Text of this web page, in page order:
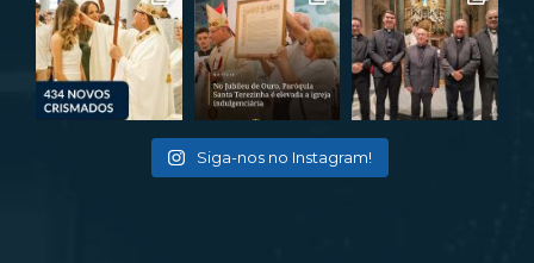
Siga-nos no Instagram!